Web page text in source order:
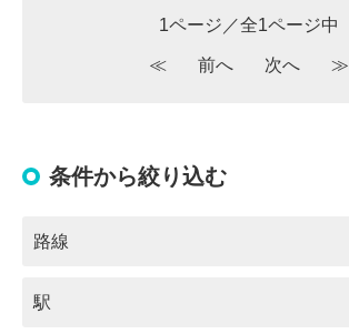
1ページ／全1ページ中
≪ 前へ 次へ ≫
条件から絞り込む
路線
駅